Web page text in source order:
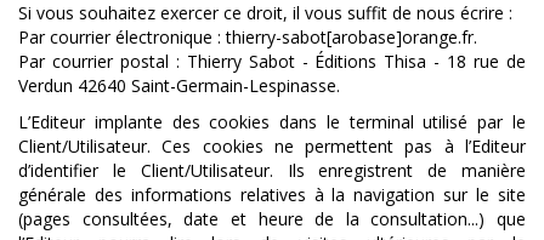
Si vous souhaitez exercer ce droit, il vous suffit de nous écrire :
Par courrier électronique : thierry-sabot[arobase]orange.fr.
Par courrier postal : Thierry Sabot - Éditions Thisa - 18 rue de
Verdun 42640 Saint-Germain-Lespinasse.
L’Editeur implante des cookies dans le terminal utilisé par le
Client/Utilisateur. Ces cookies ne permettent pas à l’Editeur
d’identifier le Client/Utilisateur. Ils enregistrent de manière
générale des informations relatives à la navigation sur le site
(pages consultées, date et heure de la consultation...) que